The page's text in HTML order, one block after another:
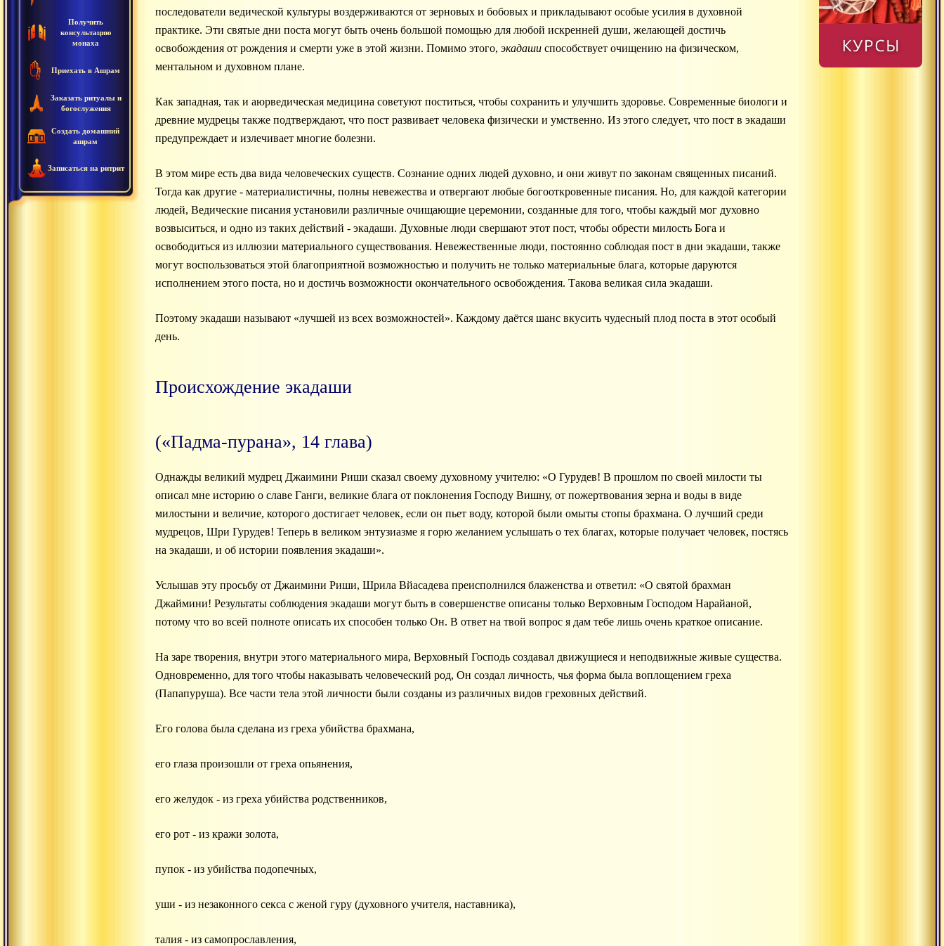
Получить
консультацию
монаха
Приехать в Ашрам
Заказать ритуалы и
богослужения
Создать домашний
ашрам
Записаться на ритрит
последователи ведической культуры воздерживаются от зерновых и бобовых и прикладывают особые усилия в духовной
практике. Эти святые дни поста могут быть очень большой помощью для любой искренней души, желающей достичь
освобождения от рождения и смерти уже в этой жизни. Помимо этого, экадаши способствует очищению на физическом,
ментальном и духовном плане.
Как западная, так и аюрведическая медицина советуют поститься, чтобы сохранить и улучшить здоровье. Современные биологи и
древние мудрецы также подтверждают, что пост развивает человека физически и умственно. Из этого следует, что пост в экадаши
предупреждает и излечивает многие болезни.
В этом мире есть два вида человеческих существ. Сознание одних людей духовно, и они живут по законам священных писаний.
Тогда как другие - материалистичны, полны невежества и отвергают любые богооткровенные писания. Но, для каждой категории
людей, Ведические писания установили различные очищающие церемонии, созданные для того, чтобы каждый мог духовно
возвыситься, и одно из таких действий - экадаши. Духовные люди свершают этот пост, чтобы обрести милость Бога и
освободиться из иллюзии материального существования. Невежественные люди, постоянно соблюдая пост в дни экадаши, также
могут воспользоваться этой благоприятной возможностью и получить не только материальные блага, которые даруются
исполнением этого поста, но и достичь возможности окончательного освобождения. Такова великая сила экадаши.
Поэтому экадаши называют «лучшей из всех возможностей». Каждому даётся шанс вкусить чудесный плод поста в этот особый
день.
Происхождение экадаши
(«Падма-пурана», 14 глава)
Однажды великий мудрец Джаимини Риши сказал своему духовному учителю: «О Гурудев! В прошлом по своей милости ты
описал мне историю о славе Ганги, великие блага от поклонения Господу Вишну, от пожертвования зерна и воды в виде
милостыни и величие, которого достигает человек, если он пьет воду, которой были омыты стопы брахмана. О лучший среди
мудрецов, Шри Гурудев! Теперь в великом энтузиазме я горю желанием услышать о тех благах, которые получает человек, постясь
на экадаши, и об истории появления экадаши».
Услышав эту просьбу от Джаимини Риши, Шрила Вйасадева преисполнился блаженства и ответил: «О святой брахман
Джаймини! Результаты соблюдения экадаши могут быть в совершенстве описаны только Верховным Господом Нарайаной,
потому что во всей полноте описать их способен только Он. В ответ на твой вопрос я дам тебе лишь очень краткое описание.
На заре творения, внутри этого материального мира, Верховный Господь создавал движущиеся и неподвижные живые существа.
Одновременно, для того чтобы наказывать человеческий род, Он создал личность, чья форма была воплощением греха
(Папапуруша). Все части тела этой личности были созданы из различных видов греховных действий.
Его голова была сделана из греха убийства брахмана,
его глаза произошли от греха опьянения,
его желудок - из греха убийства родственников,
его рот - из кражи золота,
пупок - из убийства подопечных,
уши - из незаконного секса с женой гуру (духовного учителя, наставника),
талия - из самопрославления,